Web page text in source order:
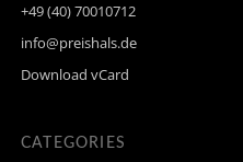
+49 (40) 70010712
info@preishals.de
Download vCard
CATEGORIES